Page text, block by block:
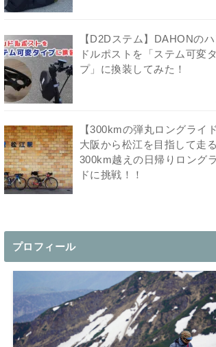
【D2Dステム】DAHONのハ
ドルポストを「ステム可変
プ」に換装してみた！
【300kmの弾丸ロングライド
大阪から松江を目指して走る
300km越えの日帰りロング
ドに挑戦！！
プロフィール